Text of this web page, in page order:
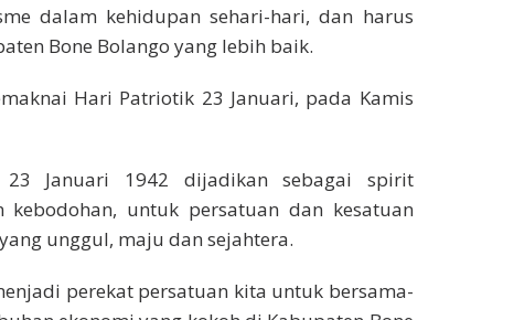
dalam kehidupan sehari-hari, dan harus
Bone Bolango yang lebih baik.
Hari Patriotik 23 Januari, pada Kamis
23 Januari 1942 dijadikan sebagai spirit
kebodohan, untuk persatuan dan kesatuan
unggul, maju dan sejahtera.
perekat persatuan kita untuk bersama-